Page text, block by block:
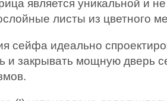
является уникальной и
листы из цветного
сейфа идеально
и закрывать мощную дверь